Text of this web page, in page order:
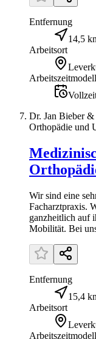
Entfernung
14,5
Arbeitsort
Arbeitszeitmodell
Dr. Jan Bieber
Orthopädie und
Wir sind eine
Facharztpraxis.
ganzheitlich auf
Mobilität. Bei
Entfernung
15,4
Arbeitsort
Arbeitszeitmodell